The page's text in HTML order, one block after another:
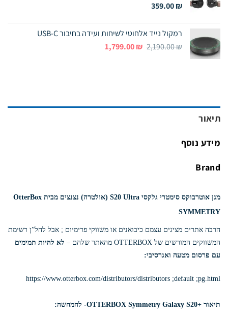
359.00₪
רמקול נייד אלחוטי לשיחות ועידה בחיבור USB-C
2,190.00₪
המחיר
1,799.00₪
המחיר
תיאור
מידע נוסף
Brand
מגן אוטרבוקס סימטרי גלקסי S20 Ultra (אולטרה) נצנצים מבית OtterBox
SYMMETRY
הרבה אתרים מציגים עצמם כיבואנים או משווקי פרימיום ; אבל להל”ן רשימת
המשווקים המורשים של OTTERBOX מהאתר שלהם
– לא להיות תמימים
עם פרסום מטעה ואגרסיבי:
https://www.otterbox.com/distributors/distributors ;default ;pg.html
תיאור +OTTERBOX Symmetry Galaxy S20- להמחשה: